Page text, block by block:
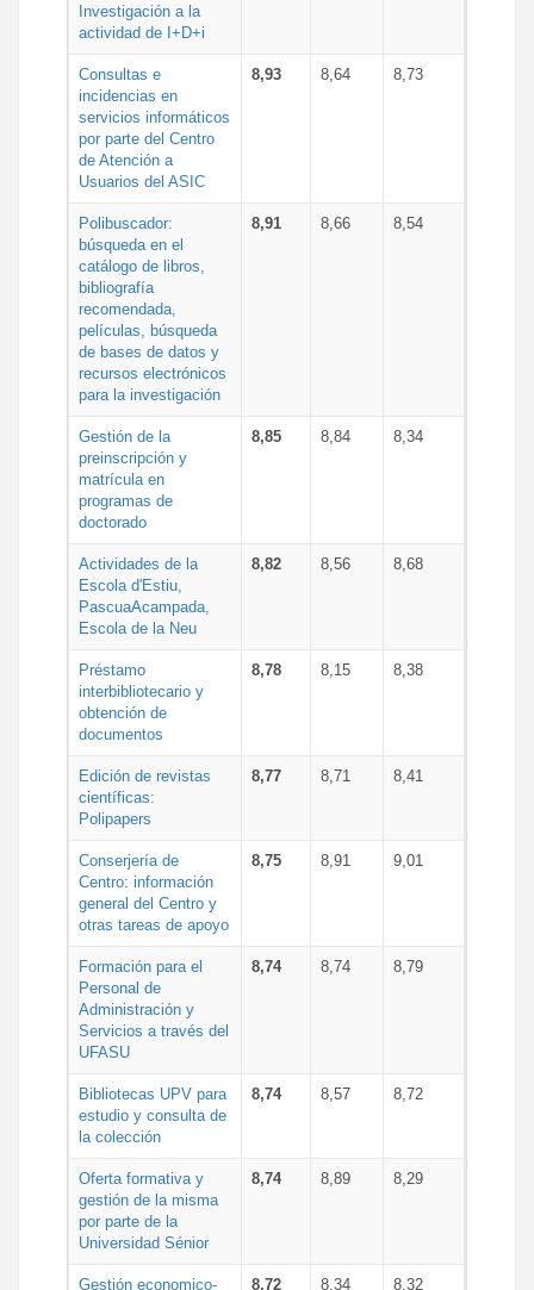
Investigación a la
actividad de I+D+i
Consultas e
incidencias en
servicios informáticos
por parte del Centro
de Atención a
Usuarios del ASIC
8,93 8,64 8,73
Polibuscador:
búsqueda en el
catálogo de libros,
bibliografía
recomendada,
películas, búsqueda
de bases de datos y
recursos electrónicos
para la investigación
8,91 8,66 8,54
Gestión de la
preinscripción y
matrícula en
programas de
doctorado
8,85 8,84 8,34
Actividades de la
Escola d'Estiu,
PascuaAcampada,
Escola de la Neu
8,82 8,56 8,68
Préstamo
interbibliotecario y
obtención de
documentos
8,78 8,15 8,38
Edición de revistas
científicas:
Polipapers
8,77 8,71 8,41
Conserjería de
Centro: información
general del Centro y
otras tareas de apoyo
8,75 8,91 9,01
Formación para el
Personal de
Administración y
Servicios a través del
UFASU
8,74 8,74 8,79
Bibliotecas UPV para
estudio y consulta de
la colección
8,74 8,57 8,72
Oferta formativa y
gestión de la misma
por parte de la
Universidad Sénior
8,74 8,89 8,29
Gestión economico- 8,72 8,34 8,32